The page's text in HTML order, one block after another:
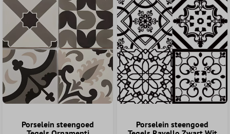
Porselein steengoed
Porselein steengoed